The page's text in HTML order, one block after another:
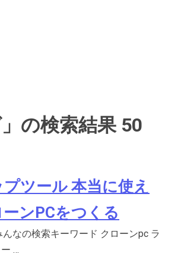
」の検索結果 50
ツール 本当に使え
ンPCをつくる
んなの検索キーワード クローンpc ラ
…